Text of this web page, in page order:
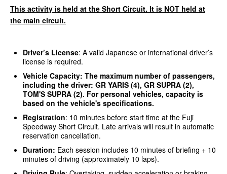
This activity is held at the Short Circuit. It is NOT held at
the main circuit.
Driver’s License: A valid Japanese or international driver’s
license is required.
Vehicle Capacity: The maximum number of passengers,
including the driver: GR YARIS (4), GR SUPRA (2),
TOM'S SUPRA (2). For personal vehicles, capacity is
based on the vehicle's specifications.
Registration: 10 minutes before start time at the Fuji
Speedway Short Circuit. Late arrivals will result in automatic
reservation cancellation.
Duration: Each session includes 10 minutes of briefing + 10
minutes of driving (approximately 10 laps).